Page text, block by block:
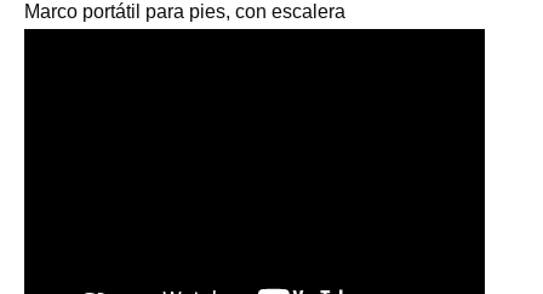
Marco portátil para pies, con escalera